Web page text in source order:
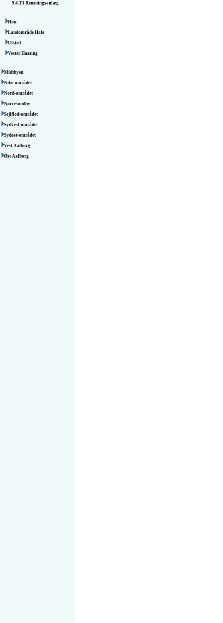
9.4.T3 Rensningsanlæg
Hou
Landområde Hals
Ulsted
Vester Hassing
Midtbyen
Nibe-området
Nord-området
Nørresundby
Sejlflod-området
Sydvest-området
Sydøst-området
Vest Aalborg
Øst Aalborg